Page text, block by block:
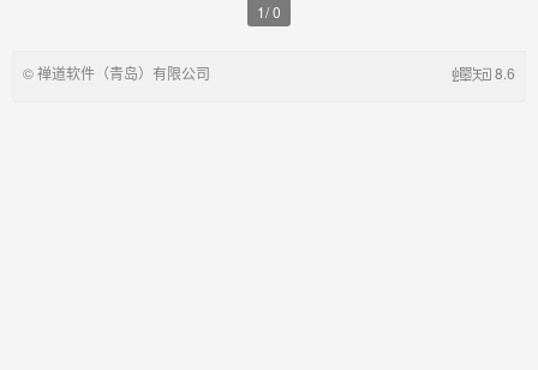
1/0
©禅道软件（青岛）有限公司 8.6